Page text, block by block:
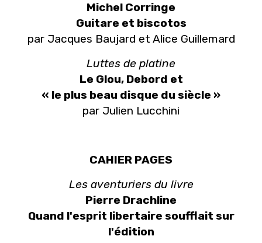
Michel Corringe
Guitare et biscotos
par Jacques Baujard et Alice Guillemard
Luttes de platine
Le Glou, Debord et
« le plus beau disque du siècle »
par Julien Lucchini
CAHIER PAGES
Les aventuriers du livre
Pierre Drachline
Quand l'esprit libertaire soufflait sur
l'édition